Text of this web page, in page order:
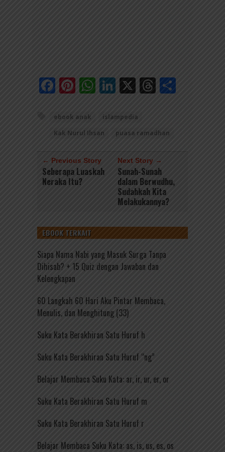
Facebook
Pinterest
WhatsApp
LinkedIn
X Threads
ebook anak
islampedia
Kak Nurul Ihsan
puasa ramadhan
← Previous Story
Seberapa Luaskah
Neraka Itu?
Next Story →
Sunah-Sunah
dalam Berwudhu,
Sudahkah Kita
Melakukannya?
EBOOK TERKAIT
Siapa Nama Nabi yang Masuk Surga Tanpa
Dihisab? + 15 Quiz dengan Jawaban dan
Kelengkapan
60 Langkah 60 Hari Aku Pintar Membaca,
Menulis, dan Menghitung (33)
Suku Kata Berakhiran Satu Huruf h
Suku Kata Berakhiran Satu Huruf “ng”
Belajar Membaca Suku Kata: ar, ir, ur, er, or
Suku Kata Berakhiran Satu Huruf m
Suku Kata Berakhiran Satu Huruf r
Belajar Membaca Suku Kata: as, is, us, es, os